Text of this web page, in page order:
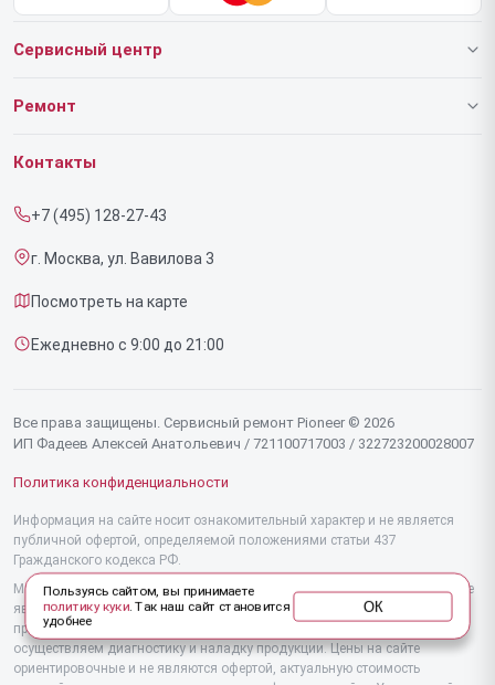
Сервисный центр
О нашем сервисе
Срочный ремонт
Доставка и способы оплаты
Диагностика
Контакты
Ремонт
Роботов-пылесосов
Секвенсоров
Наушников
Микшерных пультов
Вертикальных пылесосов
Микроволновых печей
Контакты
+7 (495) 128-27-43
г. Москва, ул. Вавилова 3
Посмотреть на карте
Ежедневно с 9:00 до 21:00
Все права защищены. Сервисный ремонт Pioneer © 2026
ИП Фадеев Алексей Анатольевич / 721100717003 / 322723200028007
Политика конфиденциальности
Информация на сайте носит ознакомительный характер и не является
публичной офертой, определяемой положениями статьи 437
Гражданского кодекса РФ.
Мы специализируемся на обслуживании и ремонте техники Pioneer, но не
являемся их официальным представителем. Предоставляем
профессиональные услуги после истечения гарантии, а также
осуществляем диагностику и наладку продукции. Цены на сайте
ориентировочные и не являются офертой, актуальную стоимость
Пользуясь сайтом, вы принимаете
политику куки. Так наш сайт становится
удобнее
ОК